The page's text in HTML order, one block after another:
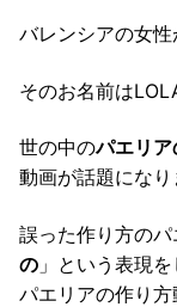
バレンシアの女
そのお名前は
世の中のパエリ
動画が話題になり
誤った作り方の
の 」という表現を
パエリアの作り